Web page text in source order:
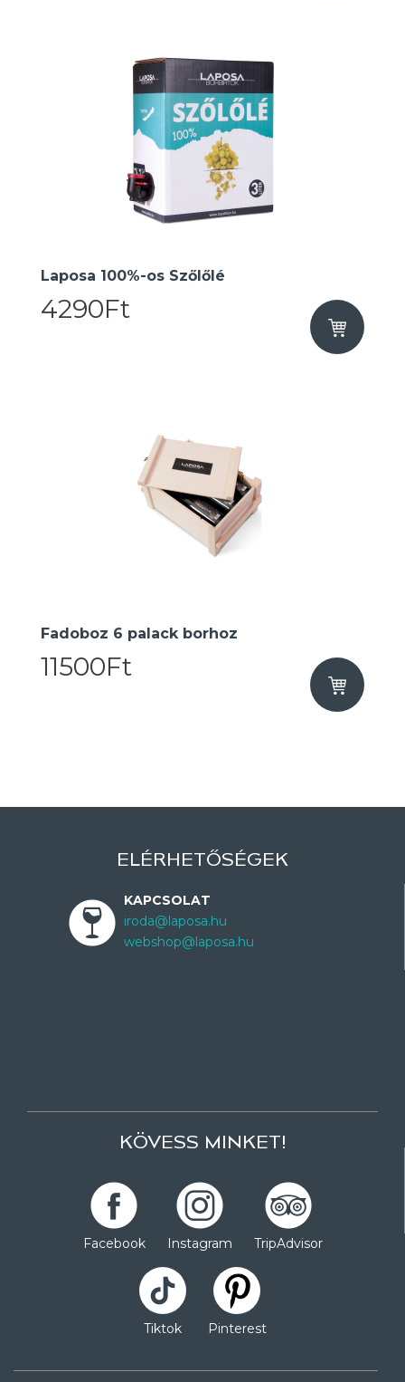
Laposa 100%-os Szőlőlé
4290Ft
Fadoboz 6 palack borhoz
11500Ft
ELÉRHETŐSÉGEK
KAPCSOLAT
iroda@laposa.hu
webshop@laposa.hu
KÖVESS MINKET!
Facebook Instagram TripAdvisor
Tiktok Pinterest